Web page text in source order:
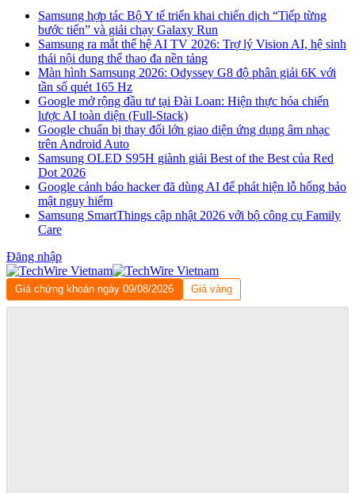
Samsung hợp tác Bộ Y tế triển khai chiến dịch “Tiếp từng
bước tiến” và giải chạy Galaxy Run
Samsung ra mắt thế hệ AI TV 2026: Trợ lý Vision AI, hệ sinh
thái nội dung thể thao đa nền tảng
Màn hình Samsung 2026: Odyssey G8 độ phân giải 6K với
tần số quét 165 Hz
Google mở rộng đầu tư tại Đài Loan: Hiện thực hóa chiến
lược AI toàn diện (Full-Stack)
Google chuẩn bị thay đổi lớn giao diện ứng dụng âm nhạc
trên Android Auto
Samsung OLED S95H giành giải Best of the Best của Red
Dot 2026
Google cảnh báo hacker đã dùng AI để phát hiện lỗ hổng bảo
mật nguy hiểm
Samsung SmartThings cập nhật 2026 với bộ công cụ Family
Care
Đăng nhập
Giá chứng khoán ngày 09/08/2026 Giá vàng